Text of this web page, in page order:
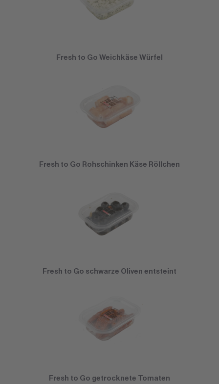
Fresh to Go Weichkäse Würfel
Fresh to Go Rohschinken Käse Röllchen
Fresh to Go schwarze Oliven entsteint
Fresh to Go getrocknete Tomaten